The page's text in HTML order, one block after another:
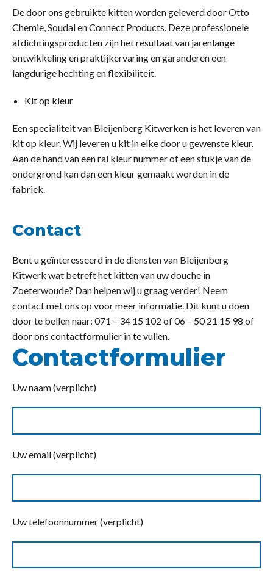
De door ons gebruikte kitten worden geleverd door Otto
Chemie, Soudal en Connect Products. Deze professionele
afdichtingsproducten zijn het resultaat van jarenlange
ontwikkeling en praktijkervaring en garanderen een
langdurige hechting en flexibiliteit.
Kit op kleur
Een specialiteit van Bleijenberg Kitwerken is het leveren van
kit op kleur. Wij leveren u kit in elke door u gewenste kleur.
Aan de hand van een ral kleur nummer of een stukje van de
ondergrond kan dan een kleur gemaakt worden in de
fabriek.
Contact
Bent u geïnteresseerd in de diensten van Bleijenberg
Kitwerk wat betreft het kitten van uw douche in
Zoeterwoude? Dan helpen wij u graag verder! Neem
contact met ons op voor meer informatie. Dit kunt u doen
door te bellen naar: 071 – 34 15 102 of 06 – 50 21 15 98 of
door ons contactformulier in te vullen.
Contactformulier
Uw naam (verplicht)
Uw email (verplicht)
Uw telefoonnummer (verplicht)